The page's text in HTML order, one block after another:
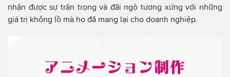
nhận được sự trân trọng và đãi ngộ tương xứng với những
giá trị khổng lồ mà họ đã mang lại cho doanh nghiệp.